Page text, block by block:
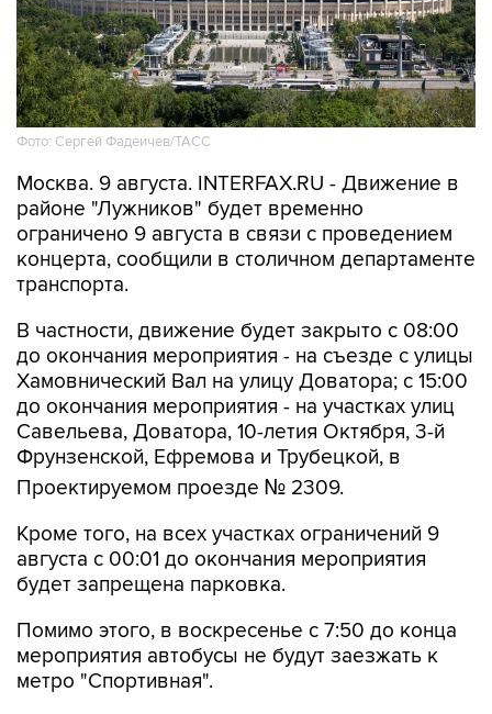
Фото: Сергей Фадеичев/ТАСС
Москва. 9 августа. INTERFAX.RU - Движение в
районе "Лужников" будет временно
ограничено 9 августа в связи с проведением
концерта, сообщили в столичном департаменте
транспорта.
В частности, движение будет закрыто с 08:00
до окончания мероприятия - на съезде с улицы
Хамовнический Вал на улицу Доватора; с 15:00
до окончания мероприятия - на участках улиц
Савельева, Доватора, 10-летия Октября, 3-й
Фрунзенской, Ефремова и Трубецкой, в
Проектируемом проезде № 2309.
Кроме того, на всех участках ограничений 9
августа с 00:01 до окончания мероприятия
будет запрещена парковка.
Помимо этого, в воскресенье с 7:50 до конца
мероприятия автобусы не будут заезжать к
метро "Спортивная".